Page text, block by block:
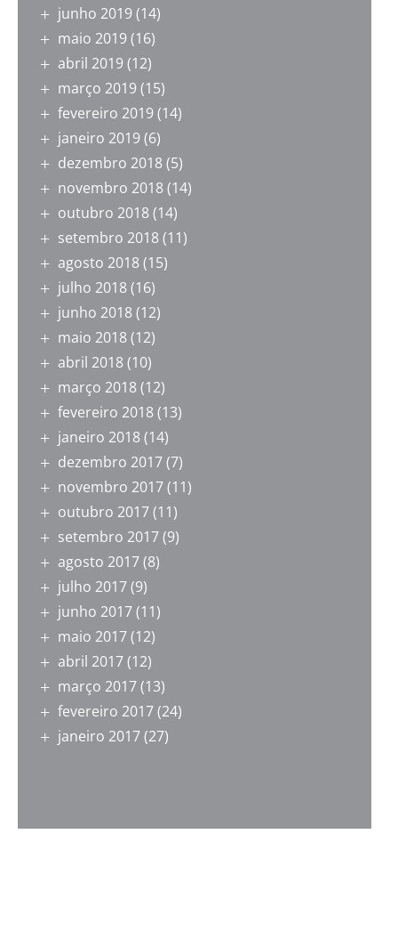
junho 2019(14)
maio 2019(16)
abril 2019(12)
março 2019(15)
fevereiro 2019(14)
janeiro 2019(6)
dezembro 2018(5)
novembro 2018(14)
outubro 2018(14)
setembro 2018(11)
agosto 2018(15)
julho 2018(16)
junho 2018(12)
maio 2018(12)
abril 2018(10)
março 2018(12)
fevereiro 2018(13)
janeiro 2018(14)
dezembro 2017(7)
novembro 2017(11)
outubro 2017(11)
setembro 2017(9)
agosto 2017(8)
julho 2017(9)
junho 2017(11)
maio 2017(12)
abril 2017(12)
março 2017(13)
fevereiro 2017(24)
janeiro 2017(27)